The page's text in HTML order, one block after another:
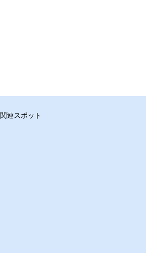
関連スポット